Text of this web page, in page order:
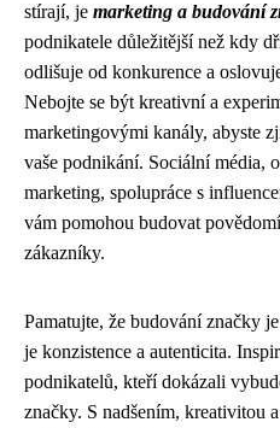
stírají, je marketing a budování
podnikatele důležitější než kdy
odlišuje od konkurence a
Nebojte se být kreativní a
marketingovými kanály, abyste
vaše podnikání. Sociální média,
marketing, spolupráce s
vám pomohou budovat
zákazníky.
Pamatujte, že budování značky
je konzistence a autenticita.
podnikatelů, kteří dokázali
značky. S nadšením, kreativitou